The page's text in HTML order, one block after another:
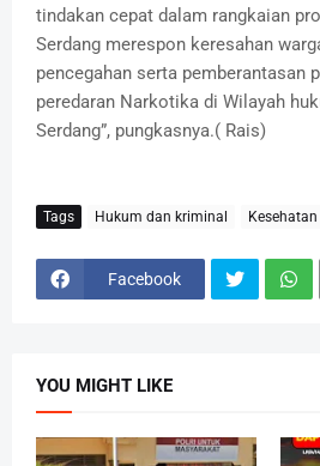
tindakan cepat dalam rangkaian
Serdang merespon keresahan
pencegahan serta pemberantasan
peredaran Narkotika di Wilayah
Serdang”, pungkasnya.( Rais)
Tags Hukum dan kriminal Kesehatan
Facebook
YOU MIGHT LIKE